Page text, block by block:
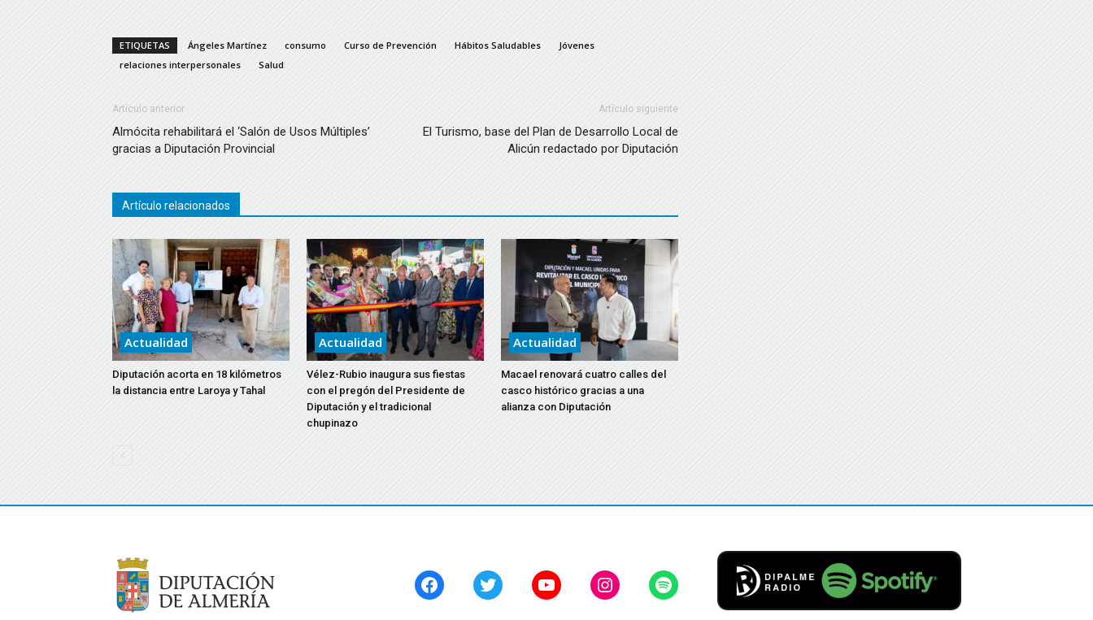
ETIQUETAS Ángeles Martínez consumo Curso de Prevención Hábitos Saludables
Jóvenes
relaciones interpersonales
Salud
Artículo anterior
Almócita rehabilitará el ‘Salón de Usos Múltiples’
gracias a Diputación Provincial
Artículo siguiente
El Turismo, base del Plan de Desarrollo Local de
Alicún redactado por Diputación
Artículo relacionados
Actualidad
Diputación acorta en 18 kilómetros
la distancia entre Laroya y Tahal
Actualidad
Vélez-Rubio inaugura sus fiestas
con el pregón del Presidente de
Diputación y el tradicional
chupinazo
Actualidad
Macael renovará cuatro calles del
casco histórico gracias a una
alianza con Diputación
FacebookTwitterYouTubeInstagramSpotify